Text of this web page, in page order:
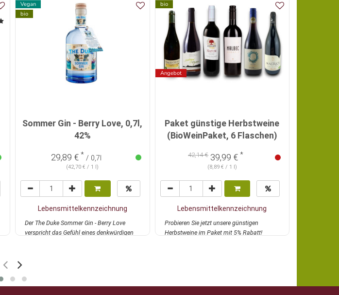
Vegan
bio
Sommer Gin - Berry Love, 0,7l,
42%
29,89 € * / 0,7l
(42,70 € / 1 l)
Lebensmittelkennzeichnung
Der The Duke Sommer Gin - Berry Love
verspricht das Gefühl eines denkwürdigen
bio
Angebot
Paket günstige Herbstweine
(BioWeinPaket, 6 Flaschen)
42,14 €39,99 € *
(8,89 € / 1 l)
Lebensmittelkennzeichnung
Probieren Sie jetzt unsere günstigen
Herbstweine im Paket mit 5% Rabatt!